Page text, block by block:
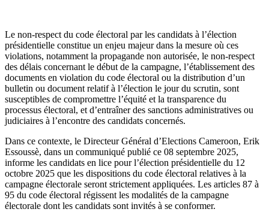
Le non-respect du code électoral par les candidats à l’élection
présidentielle constitue un enjeu majeur dans la mesure où ces
violations, notamment la propagande non autorisée, le non-respect
des délais concernant le début de la campagne, l’établissement des
documents en violation du code électoral ou la distribution d’un
bulletin ou document relatif à l’élection le jour du scrutin, sont
susceptibles de compromettre l’équité et la transparence du
processus électoral, et d’entraîner des sanctions administratives ou
judiciaires à l’encontre des candidats concernés.
Dans ce contexte, le Directeur Général d’Elections Cameroon, Erik
Essoussè, dans un communiqué publié ce 08 septembre 2025,
informe les candidats en lice pour l’élection présidentielle du 12
octobre 2025 que les dispositions du code électoral relatives à la
campagne électorale seront strictement appliquées. Les articles 87 à
95 du code électoral régissent les modalités de la campagne
électorale dont les candidats sont invités à se conformer.